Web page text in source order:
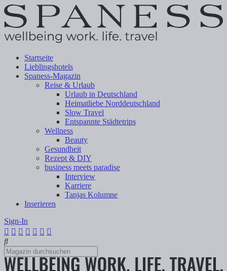
Startseite
Lieblingshotels
Spaness-Magazin
Reise & Urlaub
Urlaub in Deutschland
Heimatliebe Norddeutschland
Slow Travel
Entspannte Städtetrips
Wellness
Beauty
Gesundheit
Rezept & DIY
business meets paradise
Interview
Karriere
Tanjas Kolumne
Inserieren
Sign-In